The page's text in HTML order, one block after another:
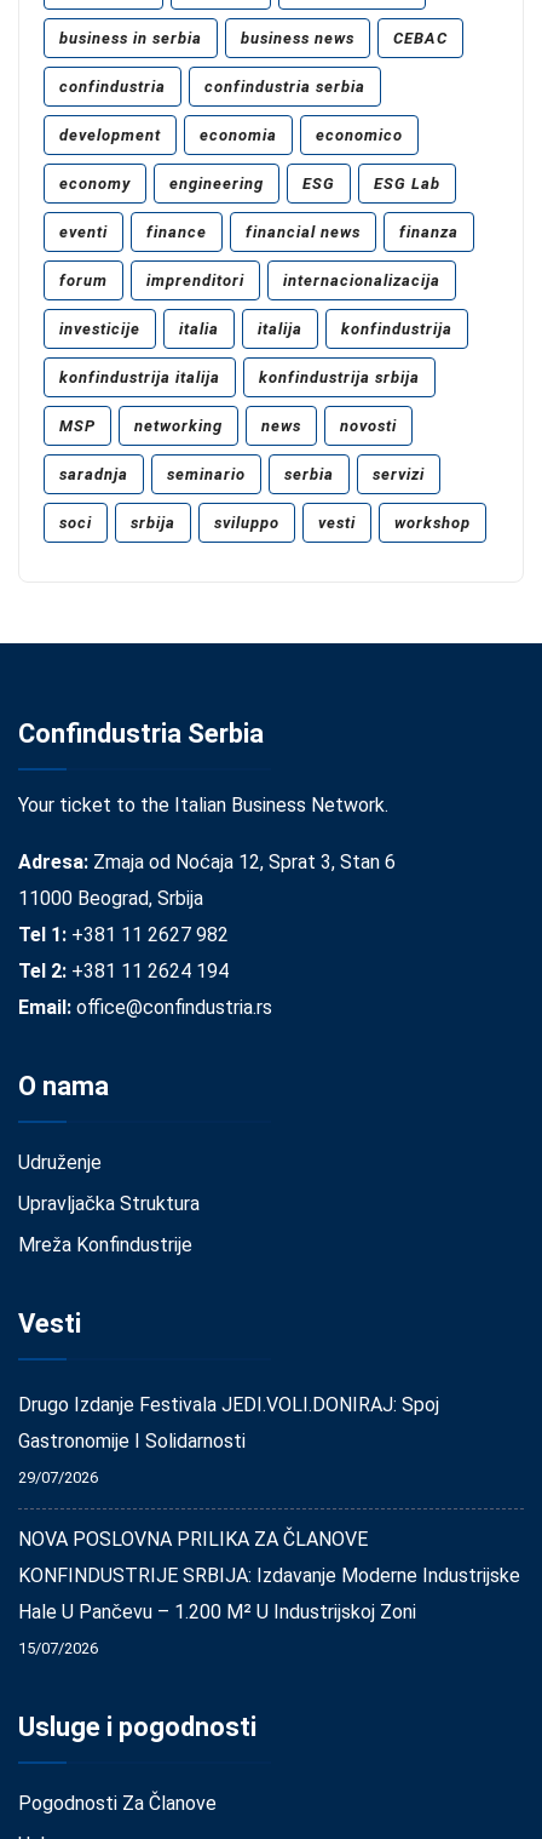
business in serbia business news CEBAC
confindustria confindustria serbia
development economia economico
economy engineering ESG ESG Lab
eventi finance financial news finanza
forum imprenditori internacionalizacija
investicije italia italija konfindustrija
konfindustrija italija konfindustrija srbija
MSP networking news novosti
saradnja seminario serbia servizi
soci srbija sviluppo vesti workshop
Confindustria Serbia
Your ticket to the Italian Business Network.
Adresa: Zmaja od Noćaja 12, Sprat 3, Stan 6
11000 Beograd, Srbija
Tel 1: +381 11 2627 982
Tel 2: +381 11 2624 194
Email: office@confindustria.rs
O nama
Udruženje
Upravljačka Struktura
Mreža Konfindustrije
Vesti
Drugo Izdanje Festivala JEDI.VOLI.DONIRAJ: Spoj
Gastronomije I Solidarnosti
29/07/2026
NOVA POSLOVNA PRILIKA ZA ČLANOVE
KONFINDUSTRIJE SRBIJA: Izdavanje Moderne Industrijske
Hale U Pančevu – 1.200 M² U Industrijskoj Zoni
15/07/2026
Usluge i pogodnosti
Pogodnosti Za Članove